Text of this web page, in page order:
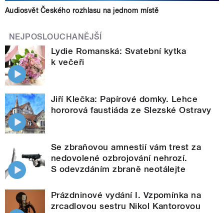
Audiosvět Českého rozhlasu na jednom místě
NEJPOSLOUCHANĚJŠÍ
Lydie Romanská: Svatební kytka
k večeři
Jiří Klečka: Papírové domky. Lehce
hororová faustiáda ze Slezské Ostravy
Se zbraňovou amnestií vám trest za
nedovolené ozbrojování nehrozí.
S odevzdáním zbraně neotálejte
Prázdninové vydání I. Vzpomínka na
zrcadlovou sestru Nikol Kantorovou